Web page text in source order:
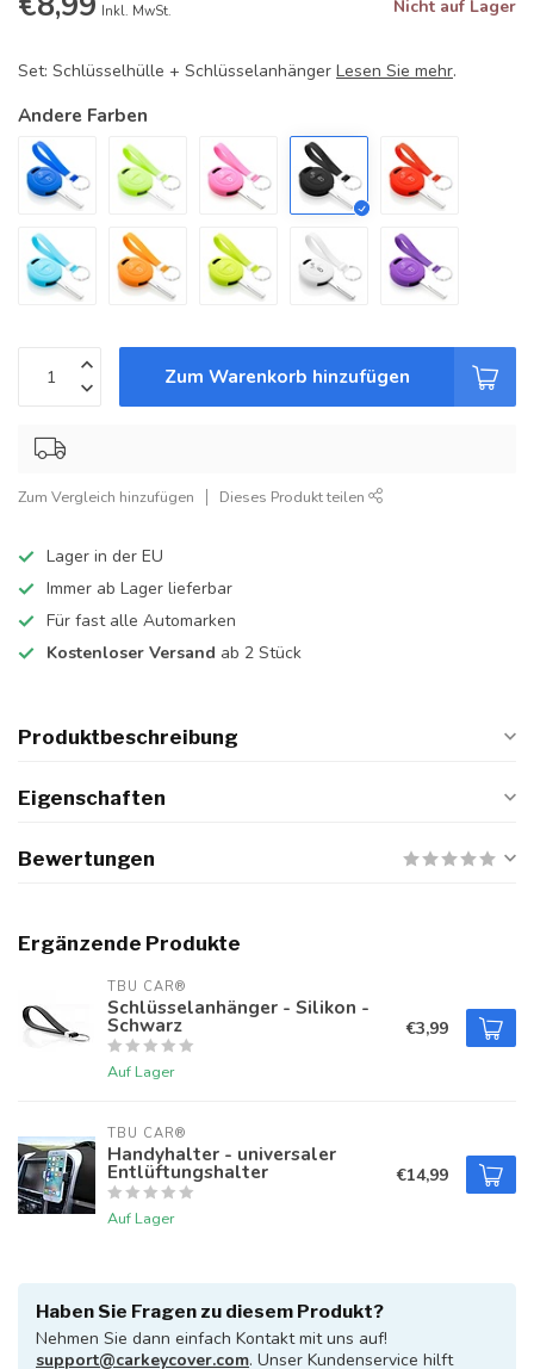
Inkl. MwSt. Nicht auf Lager
Set: Schlüsselhülle + Schlüsselanhänger Lesen Sie mehr.
Andere Farben
Zum Warenkorb hinzufügen
Zum Vergleich hinzufügen Dieses Produkt teilen
Lager in der EU
Immer ab Lager lieferbar
Für fast alle Automarken
Kostenloser Versand ab 2 Stück
Produktbeschreibung
Eigenschaften
Bewertungen
Ergänzende Produkte
TBU CAR®
Schlüsselanhänger - Silikon -
Schwarz
Auf Lager
€3,99
TBU CAR®
Handyhalter - universaler
Entlüftungshalter
Auf Lager
€14,99
Haben Sie Fragen zu diesem Produkt?
Nehmen Sie dann einfach Kontakt mit uns auf!
support@carkeycover.com. Unser Kundenservice hilft